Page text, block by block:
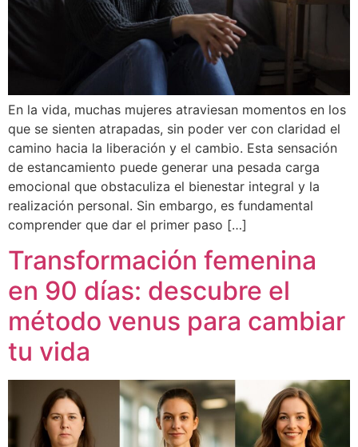
En la vida, muchas mujeres atraviesan momentos en los
que se sienten atrapadas, sin poder ver con claridad el
camino hacia la liberación y el cambio. Esta sensación
de estancamiento puede generar una pesada carga
emocional que obstaculiza el bienestar integral y la
realización personal. Sin embargo, es fundamental
comprender que dar el primer paso […]
Transformación femenina
en 90 días: descubre el
método venus para cambiar
tu vida